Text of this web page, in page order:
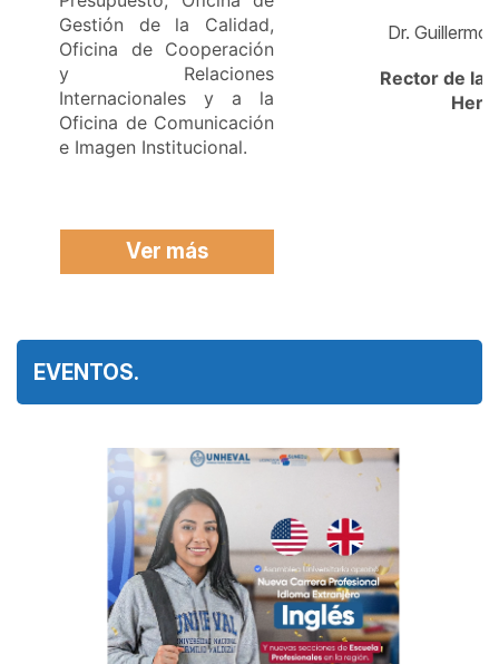
Gestión de la Calidad,
Oficina de Cooperación
y Relaciones
Internacionales y a la
Oficina de Comunicación
e Imagen Institucional.
Ver más
Dr.
Rector de la
EVENTOS.